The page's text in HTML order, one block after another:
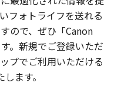
フォトライフを送れる
ので、ぜひ「Canon
。新規でご登録いただ
プでご利用いただける
ます。